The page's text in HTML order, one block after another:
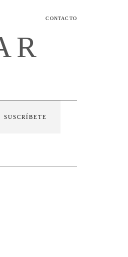
CONTACTO
SUSCRÍBETE